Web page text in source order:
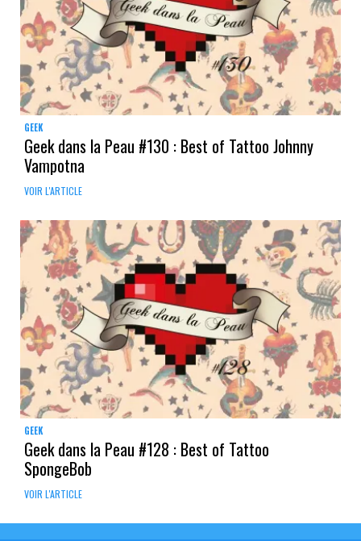
GEEK
Geek dans la Peau #130 : Best of Tattoo Johnny
Vampotna
VOIR L'ARTICLE
GEEK
Geek dans la Peau #128 : Best of Tattoo
SpongeBob
VOIR L'ARTICLE